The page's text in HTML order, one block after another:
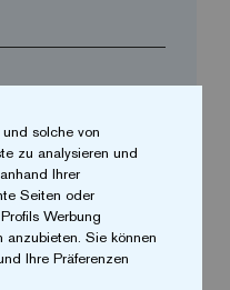
solche von
zu analysieren und
Ihrer
Seiten oder
Werbung
anzubieten. Sie können
Ihre Präferenzen